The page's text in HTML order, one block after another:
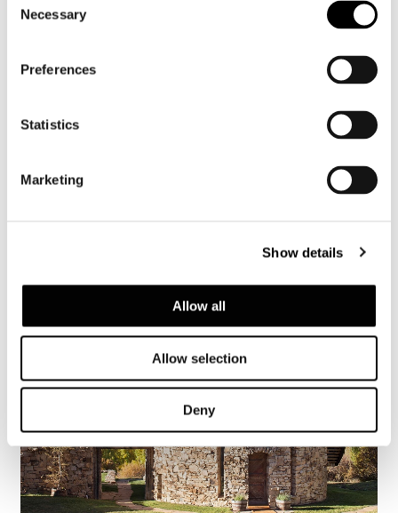
Selection
Necessary
Preferences
Statistics
Marketing
Show details
Allow all
Allow selection
Deny
Francoforte, villa Faller